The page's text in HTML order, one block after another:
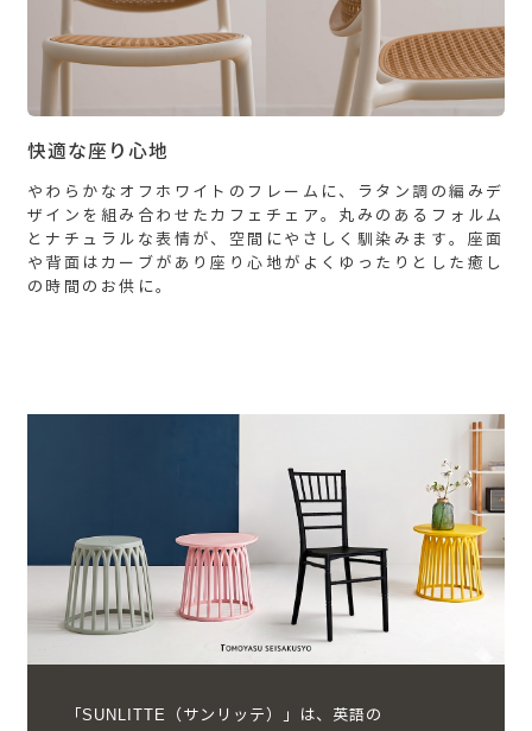
快適な座り心地
やわらかなオフホワイトのフレームに、ラタン調の編みデ
ザインを組み合わせたカフェチェア。丸みのあるフォルム
とナチュラルな表情が、空間にやさしく馴染みます。座面
や背面はカーブがあり座り心地がよくゆったりとした癒し
の時間のお供に。
「SUNLITTE（サンリッテ）」は、英語の